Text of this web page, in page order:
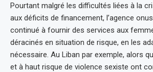
Pourtant malgré les difficultés liées à la
aux déficits de financement, l’agence
continué à fournir des services aux
déracinés en situation de risque, en les
nécessaire. Au Liban par exemple, alors
et à haut risque de violence sexiste ont